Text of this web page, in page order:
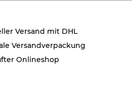
Versand mit DHL
Versandverpackung
Onlineshop